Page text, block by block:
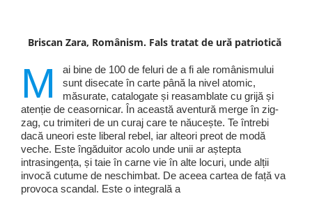
Briscan Zara, Românism. Fals tratat de ură patriotică
M
ai bine de 100 de feluri de a fi ale românismului
sunt disecate în carte până la nivel atomic,
măsurate, catalogate și reasamblate cu grijă și
atenție de ceasornicar. În această aventură merge în zig-
zag, cu trimiteri de un curaj care te năucește. Te întrebi
dacă uneori este liberal rebel, iar alteori preot de modă
veche. Este îngăduitor acolo unde unii ar aștepta
intrasingența, și taie în carne vie în alte locuri, unde alții
invocă cutume de neschimbat. De aceea cartea de față va
provoca scandal. Este o integrală a